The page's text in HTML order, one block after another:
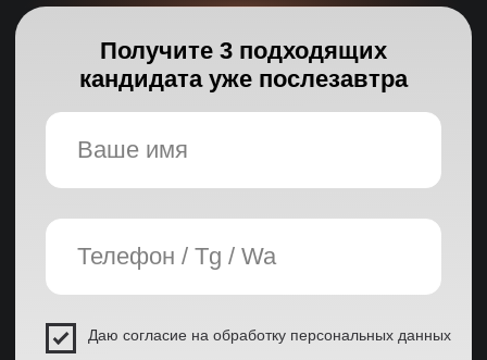
Основные гарантии
Возврат средств
3 целевых кандидата за 7 дней
3 тестовых дня бесплатно